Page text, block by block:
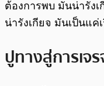
ต้องการพบ มันน่ารังเ
น่ารังเกียจ มันเป็นแค่
ปูทางสู่การเจ